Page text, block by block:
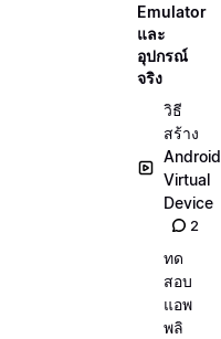
Emulator
และ
อุปกรณ์
จริง
วิธี
สร้าง
Android
Virtual
Device
2
ทด
สอบ
แอพ
พลิ